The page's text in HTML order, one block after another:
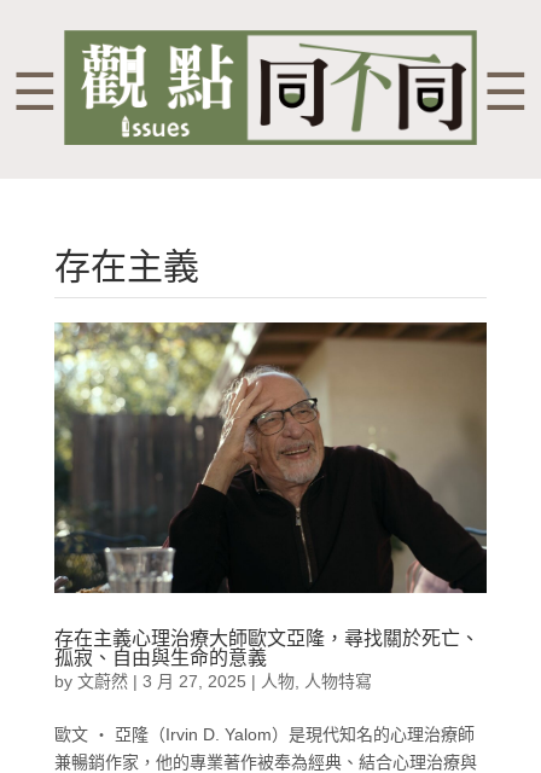
☰ ☰
存在主義
存在主義心理治療大師歐文亞隆，尋找關於死亡、
孤寂、自由與生命的意義
by 文蔚然| 3 月 27, 2025 | 人物, 人物特寫
歐文 ‧ 亞隆（Irvin D. Yalom）是現代知名的心理治療師
兼暢銷作家，他的專業著作被奉為經典、結合心理治療與